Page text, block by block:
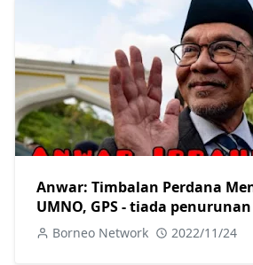
Anwar: Timbalan Perdana
UMNO, GPS - tiada
Borneo Network 2022/11/24